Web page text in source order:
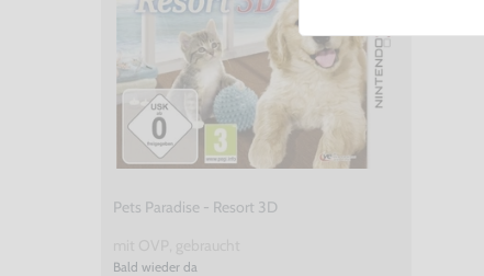
Pets Paradise - Resort 3D
Bald wieder da